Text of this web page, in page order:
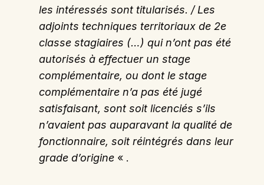
les intéressés sont titularisés. / Les
adjoints techniques territoriaux de 2e
classe stagiaires (…) qui n’ont pas été
autorisés à effectuer un stage
complémentaire, ou dont le stage
complémentaire n’a pas été jugé
satisfaisant, sont soit licenciés s’ils
n’avaient pas auparavant la qualité de
fonctionnaire, soit réintégrés dans leur
grade d’origine « .